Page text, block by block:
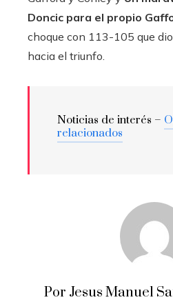
Doncic para el propio
choque con 113-105 que
hacia el triunfo.
Noticias de interés –
relacionados
Por Jesus Manuel